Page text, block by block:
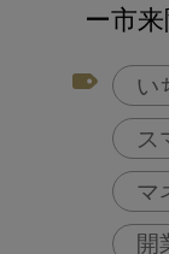
ー市
い
ス
マ
開